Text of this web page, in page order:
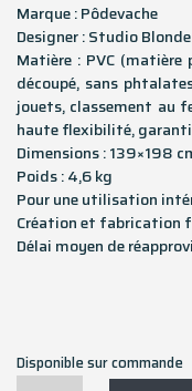
Marque : Pôdevache
Designer : Studio
Matière : PVC
découpé, sans
jouets, classement au
haute flexibilité, garanti
Dimensions : 139×198
Poids : 4,6 kg
Pour une utilisation
Création et fabrication
Délai moyen de
Disponible sur commande